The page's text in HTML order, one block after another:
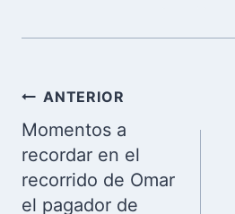
Navegación
de
entradas
ANTERIOR
Momentos a
recordar en el
recorrido de Omar
el pagador de